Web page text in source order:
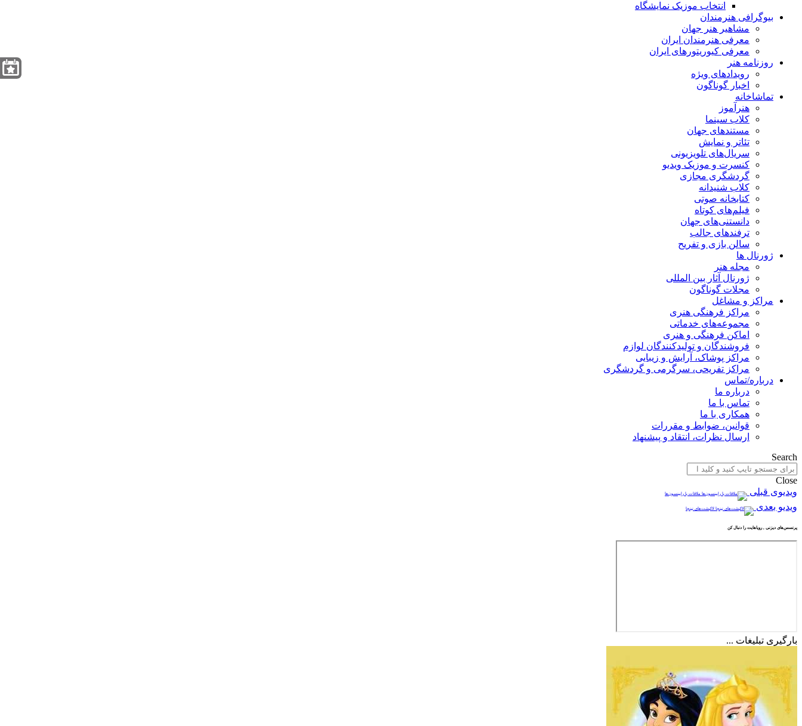
انتخاب موزیک نمایشگاه
بیوگرافی هنرمندان
مشاهیر هنر جهان
معرفی هنرمندان ایران
معرفی کیوریتورهای ایران
روزنامه هنر
رویدادهای ویژه
اخبار گوناگون
تماشاخانه
هنرآموز
کلاب سینما
مستندهای جهان
تئاتر و نمایش
سریال‌های تلویزیونی
کنسرت و موزیک ویدیو
گردشگری مجازی
کلاب شنیدانه
کتابخانه صوتی
فیلم‌های کوتاه
دانستنی‌های جهان
ترفندهای جالب
سالن بازی و تفریح
ژورنال ها
مجله هنر
ژورنال آثار بین المللی
مجلات گوناگون
مراکز و مشاغل
مراکز فرهنگی هنری
مجموعه‌های خدماتی
اماکن فرهنگی و هنری
فروشندگان و تولیدکنندگان لوازم
مراکز پوشاک، آرایش و زیبایی
مراکز تفریحی، سرگرمی و گردشگری
درباره/تماس
درباره ما
تماس با ما
همکاری با ما
قوانین، ضوابط و مقررات
ارسال نظرات، انتقاد و پیشنهاد
Search
Close
ویدیوی قبلی
ملاقات با رابینسون‌ها
ویدیو بعدی لاکپشت‌های نینجا
پرنسس‌های دیزنی , رویاهایت را دنبال کن
بارگیری تبلیغات ...